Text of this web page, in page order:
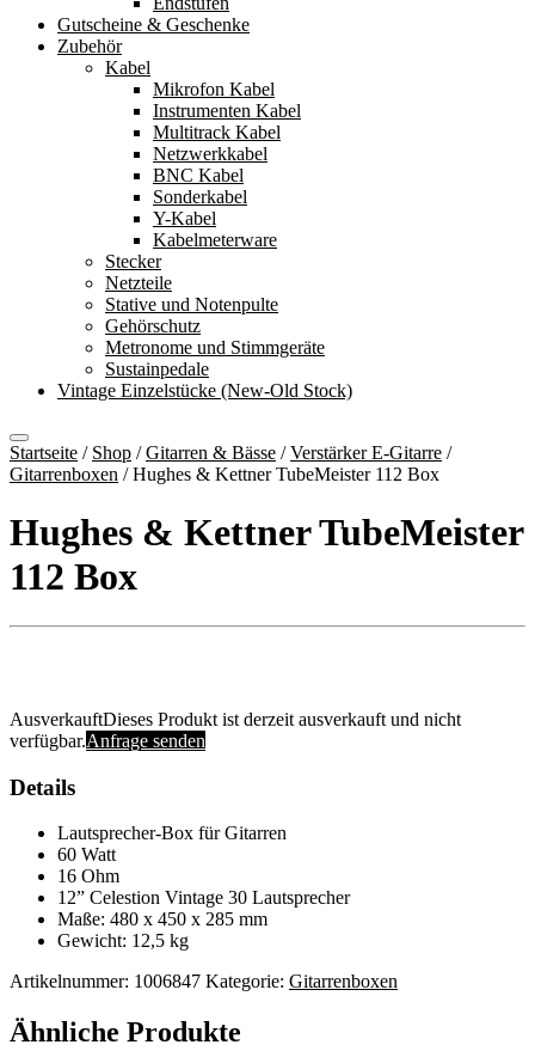
Gutscheine & Geschenke
Zubehör
Kabel
Mikrofon Kabel
Instrumenten Kabel
Multitrack Kabel
Netzwerkkabel
BNC Kabel
Sonderkabel
Y-Kabel
Kabelmeterware
Stecker
Netzteile
Stative und Notenpulte
Gehörschutz
Metronome und Stimmgeräte
Sustainpedale
Vintage Einzelstücke (New-Old Stock)
Startseite / Shop /Gitarren & Bässe /Verstärker E-Gitarre /
Gitarrenboxen /Hughes & Kettner TubeMeister 112 Box
Hughes & Kettner TubeMeister
112 Box
AusverkauftDieses Produkt ist derzeit ausverkauft und nicht
verfügbar.Anfrage senden
Details
Lautsprecher-Box für Gitarren
60 Watt
16 Ohm
12” Celestion Vintage 30 Lautsprecher
Maße: 480 x 450 x 285 mm
Gewicht: 12,5 kg
Artikelnummer: 1006847 Kategorie: Gitarrenboxen
Ähnliche Produkte